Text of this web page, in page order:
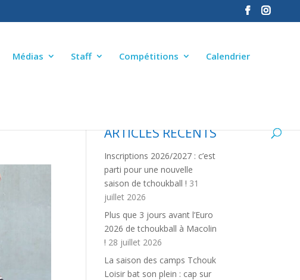
Médias Staff Compétitions Calendrier
ARTICLES RÉCENTS
Inscriptions 2026/2027 : c’est
parti pour une nouvelle
saison de tchoukball ! 31
juillet 2026
Plus que 3 jours avant l’Euro
2026 de tchoukball à Macolin
! 28 juillet 2026
La saison des camps Tchouk
Loisir bat son plein : cap sur